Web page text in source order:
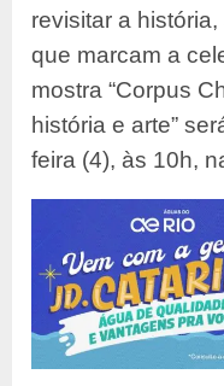
revisitar a
que marcam a
mostra “Corpus
história e arte”
feira (4), às 10h,